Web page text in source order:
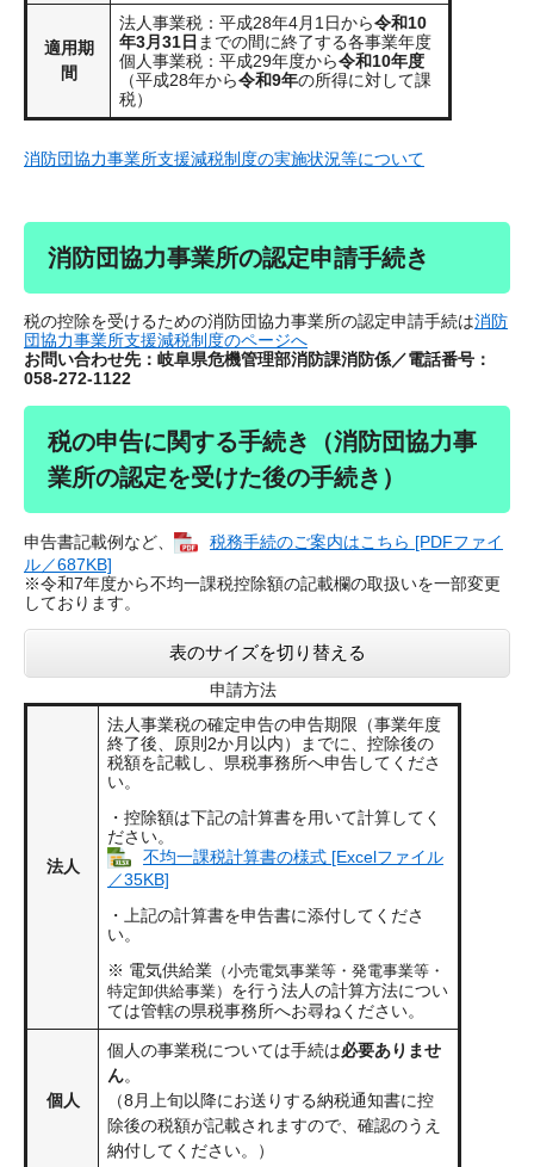
適用期
間
法人事業税：平成28年4月1日から令和10
年3月31日 までの間に終了する各事業年度
個人事業税：平成29年度から令和10年度
（平成28年から令和9年の所得に対して課
税）
消防団協力事業所支援減税制度の実施状況等について
消防団協力事業所の認定申請手続き
税の控除を受けるための消防団協力事業所の認定申請手続は消防
団協力事業所支援減税制度のページへ
お問い合わせ先：岐阜県危機管理部消防課消防係／電話番号：
058-272-1122
税の申告に関する手続き（消防団協力事
業所の認定を受けた後の手続き）
申告書記載例など、
税務手続のご案内はこちら [PDFファイ
ル／687KB]
※令和7年度から不均一課税控除額の記載欄の取扱いを一部変更
しております。
表のサイズを切り替える
申請方法
法人
法人事業税の確定申告の申告期限（事業年度
終了後、原則2か月以内）までに、控除後の
税額を記載し、県税事務所へ申告してくださ
い。
・控除額は下記の計算書を用いて計算してく
ださい。
不均一課税計算書の様式 [Excelファイル
／35KB]
・上記の計算書を申告書に添付してくださ
い。
※ 電気供給業 （小売電気事業等・発電事業等・
特定卸供給事業） を行う法人の計算方法につい
ては管轄の県税事務所へお尋ねください。
個人
個人の事業税については手続は必要ありませ
ん。
（8月上旬以降にお送りする納税通知書に控
除後の税額が記載されますので、確認のうえ
納付してください。）